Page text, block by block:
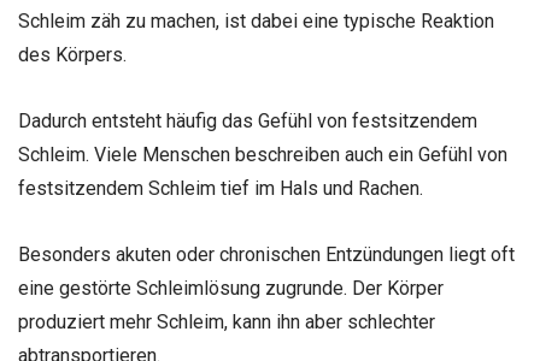
Schleim zäh zu machen, ist dabei eine typische Reaktion
des Körpers.
Dadurch entsteht häufig das Gefühl von festsitzendem
Schleim. Viele Menschen beschreiben auch ein Gefühl von
festsitzendem Schleim tief im Hals und Rachen.
Besonders akuten oder chronischen Entzündungen liegt oft
eine gestörte Schleimlösung zugrunde. Der Körper
produziert mehr Schleim, kann ihn aber schlechter
abtransportieren.